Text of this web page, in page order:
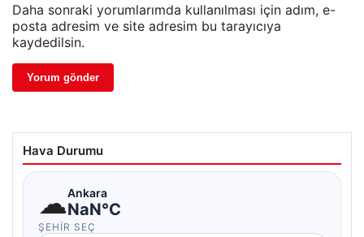
Daha sonraki yorumlarımda kullanılması için adım, e-
posta adresim ve site adresim bu tarayıcıya
kaydedilsin.
Hava Durumu
☁Ankara
NaN°C
ŞEHIR SEÇ